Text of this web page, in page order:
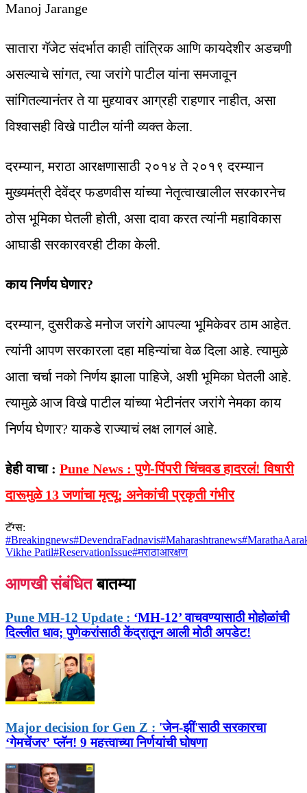
Manoj Jarange
सातारा गॅजेट संदर्भात काही तांत्रिक आणि कायदेशीर अडचणी
असल्याचे सांगत, त्या जरांगे पाटील यांना समजावून
सांगितल्यानंतर ते या मुद्द्यावर आग्रही राहणार नाहीत, असा
विश्वासही विखे पाटील यांनी व्यक्त केला.
दरम्यान, मराठा आरक्षणासाठी २०१४ ते २०१९ दरम्यान
मुख्यमंत्री देवेंद्र फडणवीस यांच्या नेतृत्वाखालील सरकारनेच
ठोस भूमिका घेतली होती, असा दावा करत त्यांनी महाविकास
आघाडी सरकारवरही टीका केली.
काय निर्णय घेणार?
दरम्यान, दुसरीकडे मनोज जरांगे आपल्या भूमिकेवर ठाम आहेत.
त्यांनी आपण सरकारला दहा महिन्यांचा वेळ दिला आहे. त्यामुळे
आता चर्चा नको निर्णय झाला पाहिजे, अशी भूमिका घेतली आहे.
त्यामुळे आज विखे पाटील यांच्या भेटीनंतर जरांगे नेमका काय
निर्णय घेणार? याकडे राज्याचं लक्ष लागलं आहे.
हेही वाचा : Pune News : पुणे-पिंपरी चिंचवड हादरलं! विषारी
दारूमुळे 13 जणांचा मृत्यू; अनेकांची प्रकृती गंभीर
टॅग्स:
#Breakingnews#DevendraFadnavis#Maharashtranews#
Vikhe Patil#ReservationIssue#मराठाआरक्षण
आणखी संबंधित बातम्या
Pune MH-12 Update : ‘MH-12’ वाचवण्यासाठी मोहोळांची
दिल्लीत धाव; पुणेकरांसाठी केंद्रातून आली मोठी अपडेट!
Major decision for Gen Z : 'जेन-झीं'साठी सरकारचा
‘गेमचेंजर’ प्लॅन! 9 महत्त्वाच्या निर्णयांची घोषणा